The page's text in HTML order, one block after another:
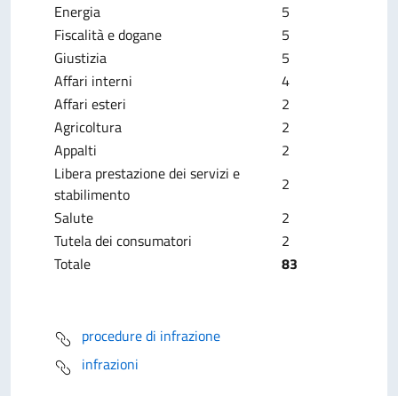
Energia
5
Fiscalità e dogane
5
Giustizia
5
Affari interni
4
Affari esteri
2
Agricoltura
2
Appalti
2
Libera prestazione dei servizi e
stabilimento
2
Salute
2
Tutela dei consumatori
2
Totale
83
procedure di infrazione
infrazioni